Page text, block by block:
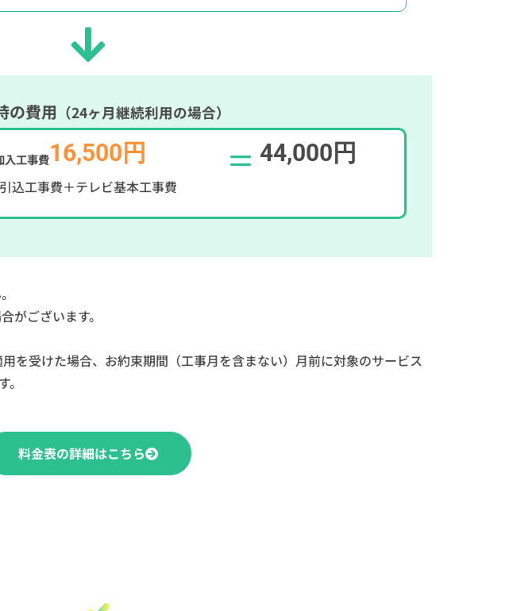
の費用 （24ヶ月継続利用の場合）
入工事費16,500円 44,000円
引込工事費＋テレビ基本工事費
がございます。
を受けた場合、お約束期間（工事月を含まない）月前に対象のサービス
料金表の詳細はこちら